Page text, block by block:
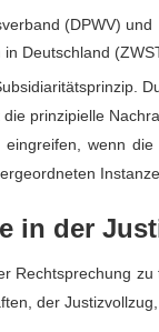
(DPWV) und
Deutschland
prinzipielle
wenn
in der
Rechtsprechung
der